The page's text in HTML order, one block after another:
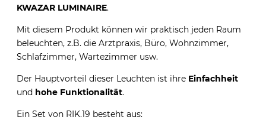
KWAZAR LUMINAIRE.
Mit diesem Produkt können wir praktisch jeden Raum
beleuchten, z.B. die Arztpraxis, Büro, Wohnzimmer,
Schlafzimmer, Wartezimmer usw.
Der Hauptvorteil dieser Leuchten ist ihre Einfachheit
und hohe Funktionalität.
Ein Set von RIK.19 besteht aus: